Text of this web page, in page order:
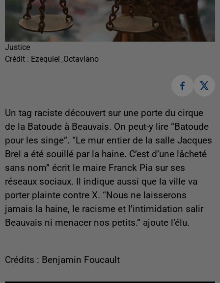
Justice
Crédit : Ezequiel_Octaviano
Un tag raciste découvert sur une porte du cirque
de la Batoude à Beauvais. On peut-y lire “Batoude
pour les singe”. “Le mur entier de la salle Jacques
Brel a été souillé par la haine. C’est d’une lâcheté
sans nom” écrit le maire Franck Pia sur ses
réseaux sociaux. Il indique aussi que la ville va
porter plainte contre X. “Nous ne laisserons
jamais la haine, le racisme et l’intimidation salir
Beauvais ni menacer nos petits.” ajoute l’élu.
Crédits : Benjamin Foucault